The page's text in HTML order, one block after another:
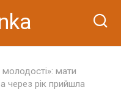
мати
через рік прийшла